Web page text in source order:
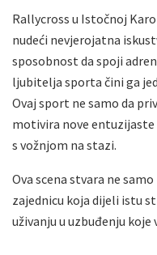
Rallycross u Istočnoj
nudeći nevjerojatna
sposobnost da spoji
ljubitelja sporta čini ga
Ovaj sport ne samo da
motivira nove entuzijaste
s vožnjom na stazi.
Ova scena stvara ne
zajednicu koja dijeli istu
uživanju u uzbuđenju koje